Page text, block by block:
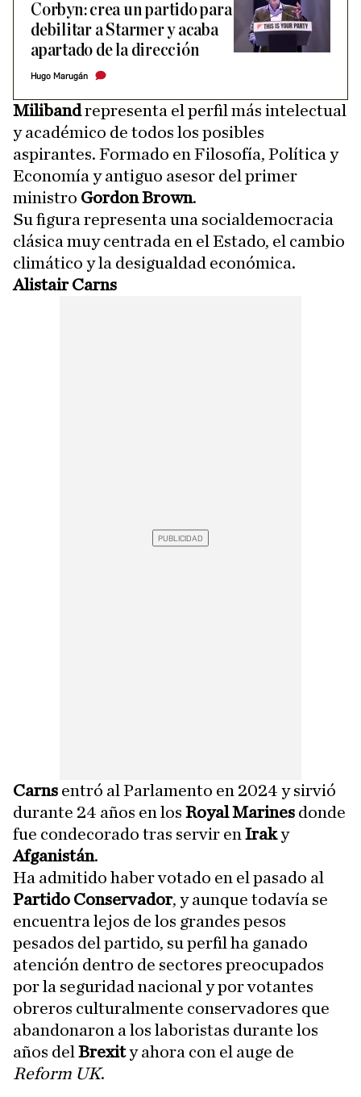
Corbyn: crea un partido para
debilitar a Starmer y acaba
apartado de la dirección
Hugo Marugán
Milibandrepresenta el perfil más intelectual
y académico de todos los posibles
aspirantes. Formado en Filosofía, Política y
Economía y antiguo asesor del primer
ministro Gordon Brown.
Su figura representa una socialdemocracia
clásica muy centrada en el Estado, el cambio
climático y la desigualdad económica.
Alistair Carns
Carns entró al Parlamento en 2024 y sirvió
durante 24 años en los Royal Marines donde
fue condecorado tras servir en Iraky
Afganistán.
Ha admitido haber votado en el pasado al
Partido Conservador, y aunque todavía se
encuentra lejos de los grandes pesos
pesados del partido, su perfil ha ganado
atención dentro de sectores preocupados
por la seguridad nacional y por votantes
obreros culturalmente conservadores que
abandonaron a los laboristas durante los
años del Brexity ahora con el auge de
Reform UK.